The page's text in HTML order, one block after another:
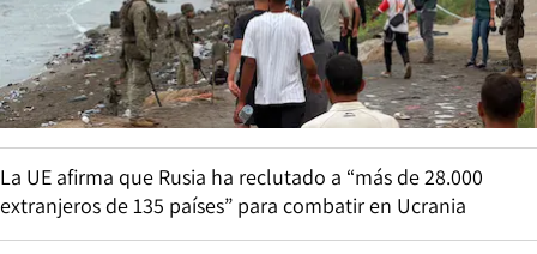
La UE afirma que Rusia ha reclutado a “más de 28.000
extranjeros de 135 países” para combatir en Ucrania